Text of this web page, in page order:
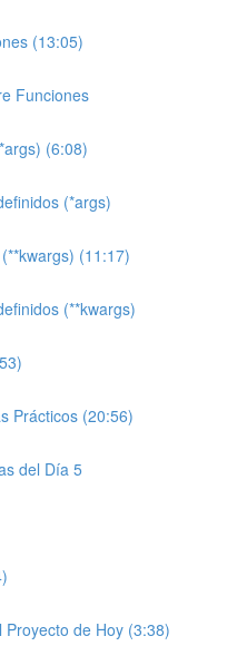
(13:05)
Funciones
(6:08)
(*args)
(11:17)
(**kwargs)
Prácticos (20:56)
del Día 5
de Hoy (3:38)